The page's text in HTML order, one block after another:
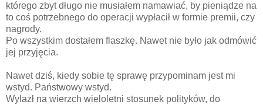
którego zbyt długo nie musiałem namawiać, by pieniądze na
to coś potrzebnego do operacji wypłacił w formie premii, czy
nagrody.
Po wszystkim dostałem flaszkę. Nawet nie było jak odmówić
jej przyjęcia.
Nawet dziś, kiedy sobie tę sprawę przypominam jest mi
wstyd. Państwowy wstyd.
Wylazł na wierzch wieloletni stosunek polityków, do